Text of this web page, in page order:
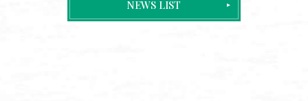
NEWS LIST